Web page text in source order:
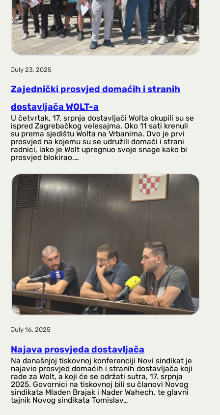
July 23, 2025
Zajednički prosvjed domaćih i stranih
dostavljača WOLT-a
U četvrtak, 17. srpnja dostavljači Wolta okupili su se
ispred Zagrebačkog velesajma. Oko 11 sati krenuli
su prema sjedištu Wolta na Vrbanima. Ovo je prvi
prosvjed na kojemu su se udružili domaći i strani
radnici, iako je Wolt upregnuo svoje snage kako bi
prosvjed blokirao.…
July 16, 2025
Najava prosvjeda dostavljača
Na današnjoj tiskovnoj konferenciji Novi sindikat je
najavio prosvjed domaćih i stranih dostavljača koji
rade za Wolt, a koji će se održati sutra, 17. srpnja
2025. Govornici na tiskovnoj bili su članovi Novog
sindikata Mladen Brajak i Nader Wahech, te glavni
tajnik Novog sindikata Tomislav…